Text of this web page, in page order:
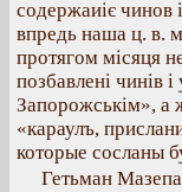
содержаиіє чинов
впредь наша ц. в.
протягом місяця
позбавлені чинів
Запорожськім», а
«караулъ,
которые сосланы
Гетьман